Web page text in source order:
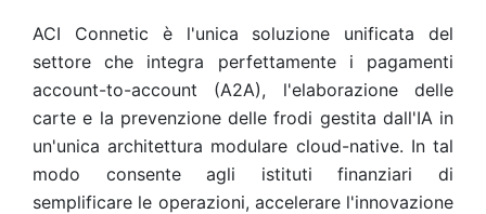
ACI Connetic è l'unica soluzione unificata del
settore che integra perfettamente i pagamenti
account-to-account (A2A), l'elaborazione delle
carte e la prevenzione delle frodi gestita dall'IA in
un'unica architettura modulare cloud-native. In tal
modo consente agli istituti finanziari di
semplificare le operazioni, accelerare l'innovazione